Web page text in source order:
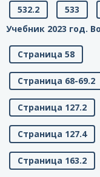
532.2 533
Учебник 2023 год.
Страница 58
Страница 68-69.2
Страница 127.2
Страница 127.4
Страница 163.2